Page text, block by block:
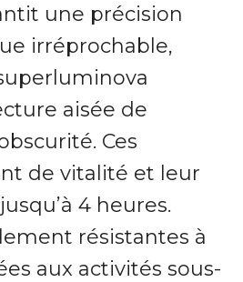
une précision
irréprochable,
aisée de
Ces
de vitalité et leur
4 heures.
résistantes à
aux activités sous-